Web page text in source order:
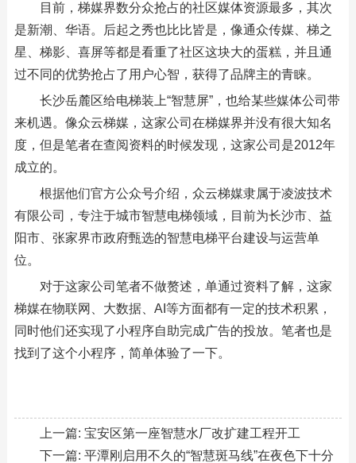
目前，梯媒界数分众抢占的社区媒体资源最多，其次
是新潮、华语。后起之秀也比比皆是，像通众传媒、梯之
星、梯影、喜屏等都是看重了社区这块大的蛋糕，并且通
过不同的优势抢占了用户心智，获得了品牌主的青睐。
长沙岳麓区给电梯装上“智慧屏”，也给某些媒体公司带
来机遇。像众云梯媒，这家公司在梯媒界并没有很大知名
度，但是笔者在查阅资料的时候发现，这家公司是2012年
成立的。
根据他们官方公众号介绍，众云梯媒隶属于凌波技术
有限公司，专注于城市智慧电梯领域，目前为长沙市、益
阳市、张家界市政府甄选的智慧电梯平台建设与运营单
位。
对于这家公司笔者不做赘述，单通过资料了解，这家
梯媒在物联网、大数据、AI等方面都有一定的技术积累，
同时他们还实现了小程序自助完成广告的投放。笔者也是
找到了这个小程序，简单体验了一下。
上一篇: 宝安区第一座智慧水厂改扩建工程开工
下一篇: 平潭刚启用不久的“智慧斑马线”在夜色下十分